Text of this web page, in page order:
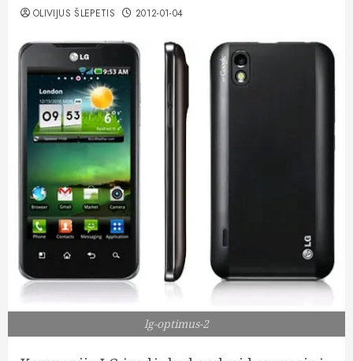
OLIVIJUS ŠLEPETIS 2012-01-04
lg-optimus-2